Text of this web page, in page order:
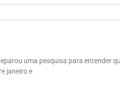
uma pesquisa para entender
janeiro e